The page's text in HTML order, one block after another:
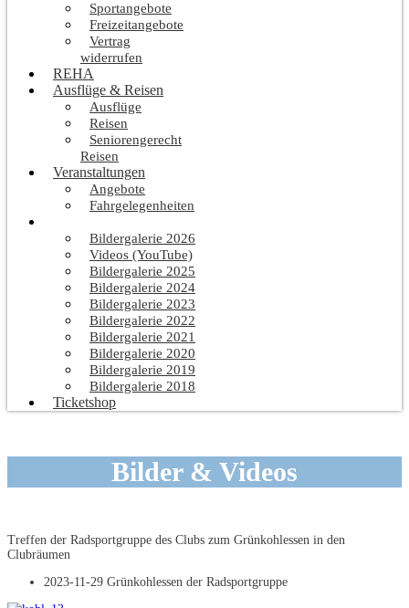
Sportangebote
Freizeitangebote
Vertrag
widerrufen
REHA
Ausflüge & Reisen
Ausflüge
Reisen
Seniorengerecht
Reisen
Veranstaltungen
Angebote
Fahrgelegenheiten
Bildergalerie 2026
Videos (YouTube)
Bildergalerie 2025
Bildergalerie 2024
Bildergalerie 2023
Bildergalerie 2022
Bildergalerie 2021
Bildergalerie 2020
Bildergalerie 2019
Bildergalerie 2018
Ticketshop
Bilder & Videos
Treffen der Radsportgruppe des Clubs zum Grünkohlessen in den
Clubräumen
2023-11-29 Grünkohlessen der Radsportgruppe